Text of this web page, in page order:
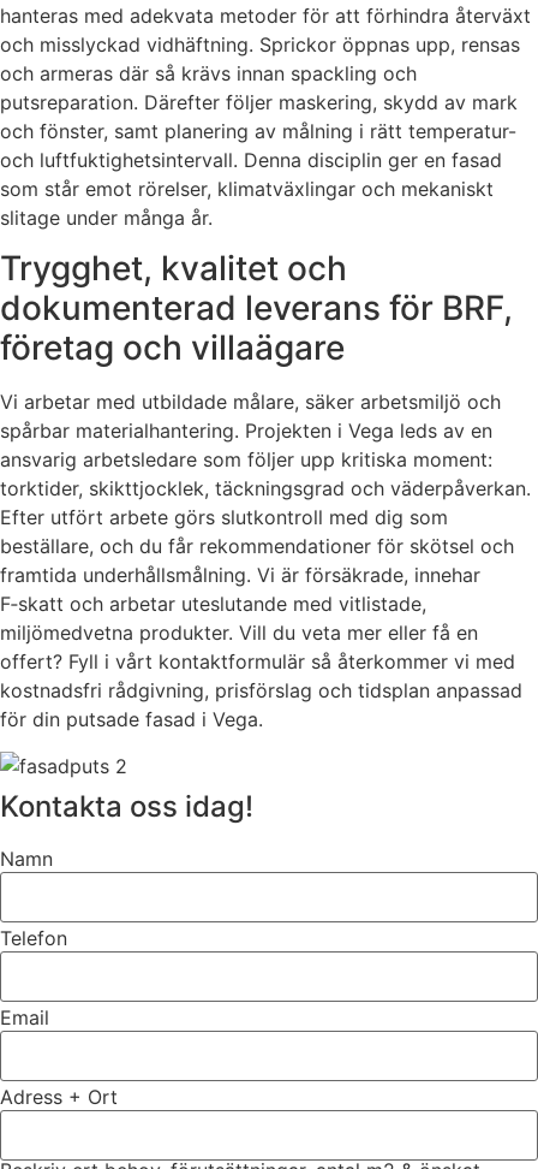
hanteras med adekvata metoder för att förhindra återväxt
och misslyckad vidhäftning. Sprickor öppnas upp, rensas
och armeras där så krävs innan spackling och
putsreparation. Därefter följer maskering, skydd av mark
och fönster, samt planering av målning i rätt temperatur-
och luftfuktighetsintervall. Denna disciplin ger en fasad
som står emot rörelser, klimatväxlingar och mekaniskt
slitage under många år.
Trygghet, kvalitet och
dokumenterad leverans för BRF,
företag och villaägare
Vi arbetar med utbildade målare, säker arbetsmiljö och
spårbar materialhantering. Projekten i Vega leds av en
ansvarig arbetsledare som följer upp kritiska moment:
torktider, skikttjocklek, täckningsgrad och väderpåverkan.
Efter utfört arbete görs slutkontroll med dig som
beställare, och du får rekommendationer för skötsel och
framtida underhållsmålning. Vi är försäkrade, innehar
F‑skatt och arbetar uteslutande med vitlistade,
miljömedvetna produkter. Vill du veta mer eller få en
offert? Fyll i vårt kontaktformulär så återkommer vi med
kostnadsfri rådgivning, prisförslag och tidsplan anpassad
för din putsade fasad i Vega.
Kontakta oss idag!
Namn
Telefon
Email
Adress + Ort